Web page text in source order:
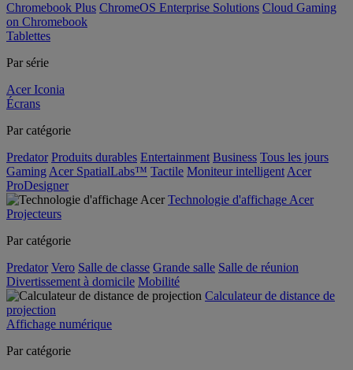
Chromebook Plus ChromeOS Enterprise Solutions Cloud Gaming
on Chromebook
Tablettes
Par série
Acer Iconia
Écrans
Par catégorie
Predator Produits durables Entertainment Business Tous les jours
Gaming Acer SpatialLabs™ Tactile Moniteur intelligent Acer
ProDesigner
Technologie d'affichage Acer
Projecteurs
Par catégorie
Predator Vero Salle de classe Grande salle Salle de réunion
Divertissement à domicile Mobilité
Calculateur de distance de
projection
Affichage numérique
Par catégorie